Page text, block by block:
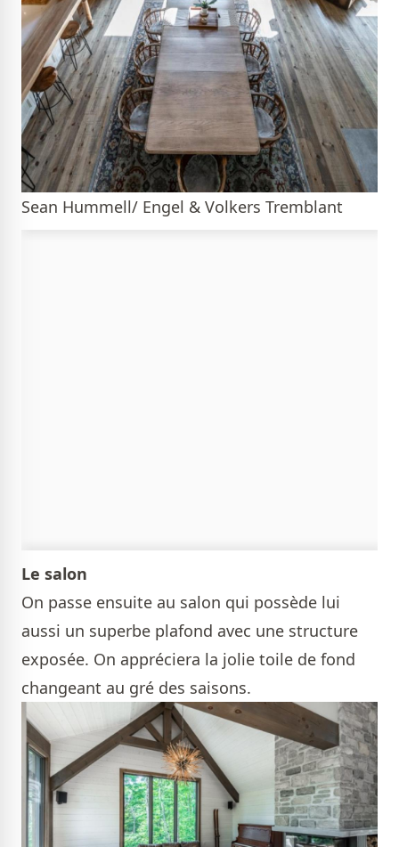
Sean Hummell/ Engel & Volkers Tremblant
Le salon
On passe ensuite au salon qui possède lui
aussi un superbe plafond avec une structure
exposée. On appréciera la jolie toile de fond
changeant au gré des saisons.